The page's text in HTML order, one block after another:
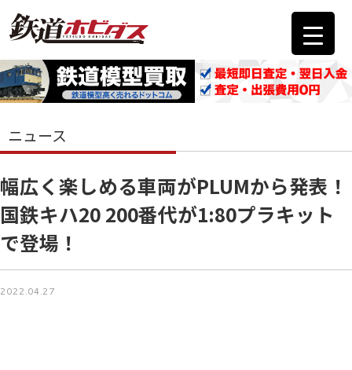
ニュース
幅広く楽しめる車両がPLUMから発表！
国鉄キハ20 200番代が1:80プラキット
で登場！
2022.04.27